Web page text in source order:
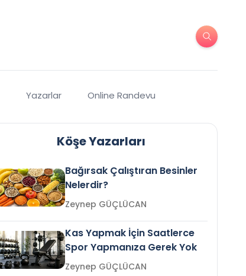
Yazarlar Online Randevu
Köşe Yazarları
Bağırsak Çalıştıran Besinler
Nelerdir?
Zeynep GÜÇLÜCAN
Kas Yapmak İçin Saatlerce
Spor Yapmanıza Gerek Yok
Zeynep GÜÇLÜCAN